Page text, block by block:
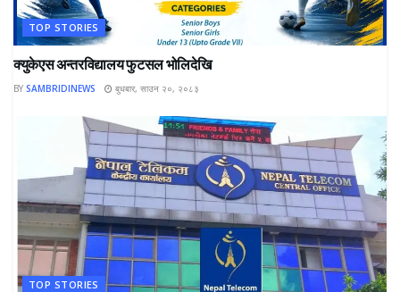
TOP STORIES
क्युकेएस अन्तरविद्यालय फुटसल भोलिदेखि
BY SAMBRIDINEWS बुधबार, साउन २०, २०८३
TOP STORIES